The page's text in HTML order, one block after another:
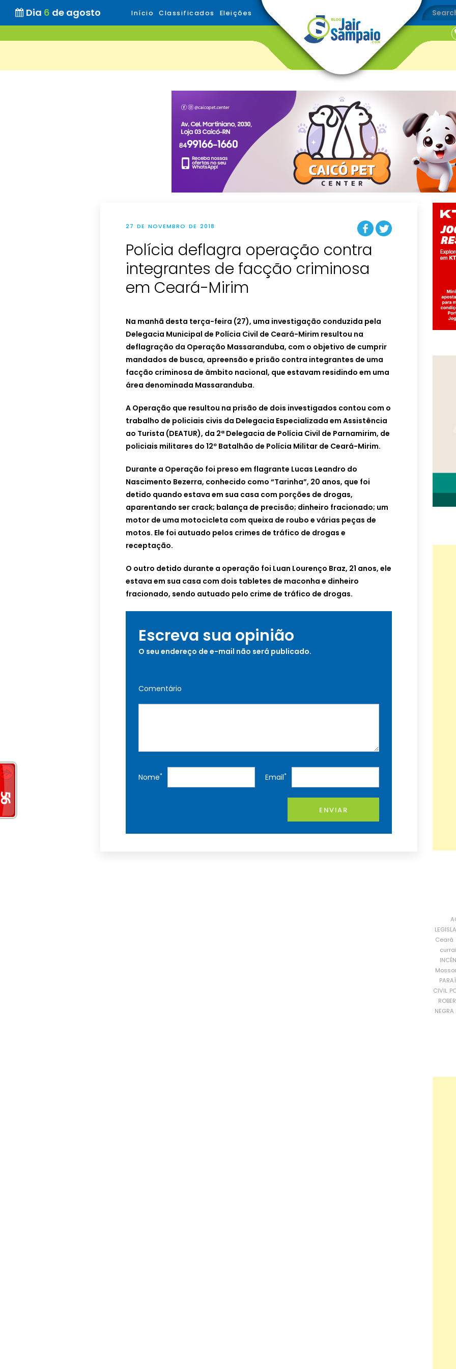
Dia 6 de agosto Início Classificados Eleições
27 DE NOVEMBRO DE 2018
Polícia deflagra operação contra
integrantes de facção criminosa
em Ceará-Mirim
Na manhã desta terça-feira (27), uma investigação conduzida pela
Delegacia Municipal de Polícia Civil de Ceará-Mirim resultou na
deflagração da Operação Massaranduba, com o objetivo de cumprir
mandados de busca, apreensão e prisão contra integrantes de uma
facção criminosa de âmbito nacional, que estavam residindo em uma
área denominada Massaranduba.
A Operação que resultou na prisão de dois investigados contou com o
trabalho de policiais civis da Delegacia Especializada em Assistência
ao Turista (DEATUR), da 2ª Delegacia de Polícia Civil de Parnamirim, de
policiais militares do 12º Batalhão de Polícia Militar de Ceará-Mirim.
Durante a Operação foi preso em flagrante Lucas Leandro do
Nascimento Bezerra, conhecido como “Tarinha”, 20 anos, que foi
detido quando estava em sua casa com porções de drogas,
aparentando ser crack; balança de precisão; dinheiro fracionado; um
motor de uma motocicleta com queixa de roubo e várias peças de
motos. Ele foi autuado pelos crimes de tráfico de drogas e
receptação.
O outro detido durante a operação foi Luan Lourenço Braz, 21 anos, ele
estava em sua casa com dois tabletes de maconha e dinheiro
fracionado, sendo autuado pelo crime de tráfico de drogas.
Escreva sua opinião
O seu endereço de e-mail não será publicado.
Comentário
Nome* Email*
ENVIAR
Ceará
CIVIL
NEGRA